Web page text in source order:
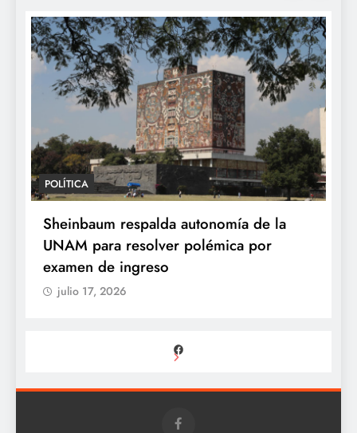
POLÍTICA
Sheinbaum respalda autonomía de la
UNAM para resolver polémica por
examen de ingreso
julio 17, 2026